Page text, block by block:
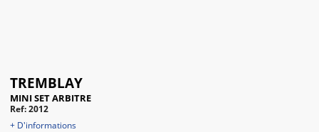
TREMBLAY
MINI SET ARBITRE
Ref: 2012
+ D'informations